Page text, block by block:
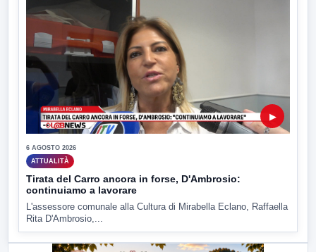
▶
6 AGOSTO 2026
ATTUALITÀ
Tirata del Carro ancora in forse, D'Ambrosio:
continuiamo a lavorare
L'assessore comunale alla Cultura di Mirabella Eclano, Raffaella
Rita D'Ambrosio,...